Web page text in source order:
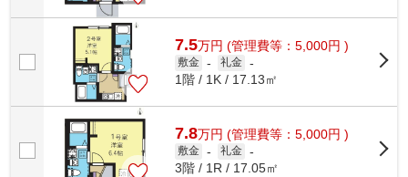
7.5万円 (管理費等：5,000円 )
敷金 - 礼金 -
1階 / 1K / 17.13㎡
7.8万円 (管理費等：5,000円 )
敷金 - 礼金 -
3階 / 1R / 17.05㎡